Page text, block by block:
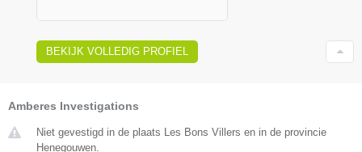
BEKIJK VOLLEDIG PROFIEL
Amberes Investigations
Niet gevestigd in de plaats Les Bons Villers en in de provincie
Henegouwen.